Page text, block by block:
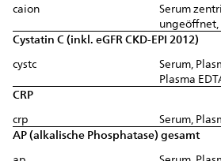
caion
Serum
Cystatin C (inkl. eGFR CKD-EPI 2012)
cystc
Serum,
Plasma
CRP
crp
Serum,
AP (alkalische Phosphatase) gesamt